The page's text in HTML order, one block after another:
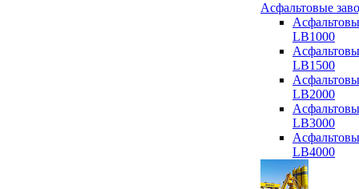
Асфальтовые
LB1000
LB1500
LB2000
LB3000
LB4000